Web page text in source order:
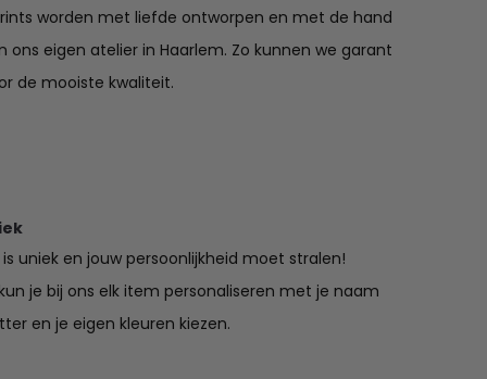
worden met liefde ontworpen en met de hand
ons eigen atelier in Haarlem. Zo kunnen we garant
de mooiste kwaliteit.
uniek en jouw persoonlijkheid moet stralen!
je bij ons elk item personaliseren met je naam
en je eigen kleuren kiezen.